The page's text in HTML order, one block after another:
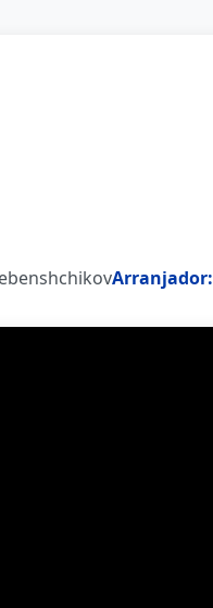
Arranjador: